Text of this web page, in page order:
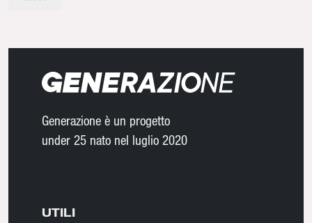
Generazione è un progetto
under 25 nato nel luglio 2020
UTILI